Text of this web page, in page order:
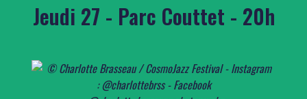
Jeudi 27 - Parc Couttet - 20h